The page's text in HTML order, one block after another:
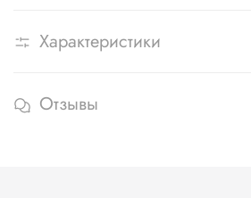
Характеристики
Отзывы